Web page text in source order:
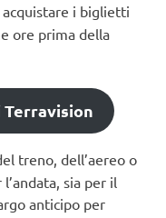
acquistare i biglietti
ore prima della
treno, dell’aereo o
sia per il
anticipo per